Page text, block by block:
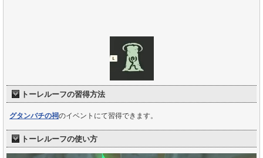
トーレルーフの習得方法
グタンバチの祠のイベントにて習得できます。
トーレルーフの使い方